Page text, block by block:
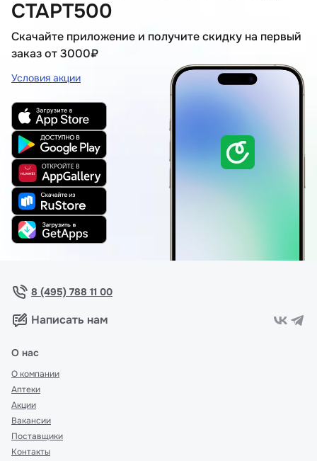
СТАРТ500
Скачайте приложение и получите скидку на первый
заказ от 3000₽
Условия акции
8 (495) 788 11 00
Написать нам
О нас
О компании
Аптеки
Акции
Вакансии
Поставщики
Контакты